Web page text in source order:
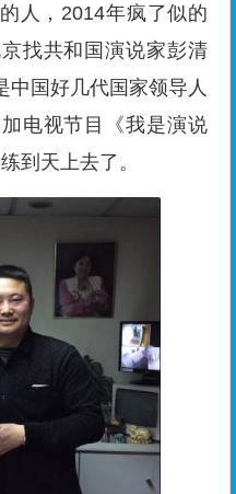
人，2014年疯了似的
找共和国演说家彭清
中国好几代国家领导人
电视节目《我是演说
到天上去了。